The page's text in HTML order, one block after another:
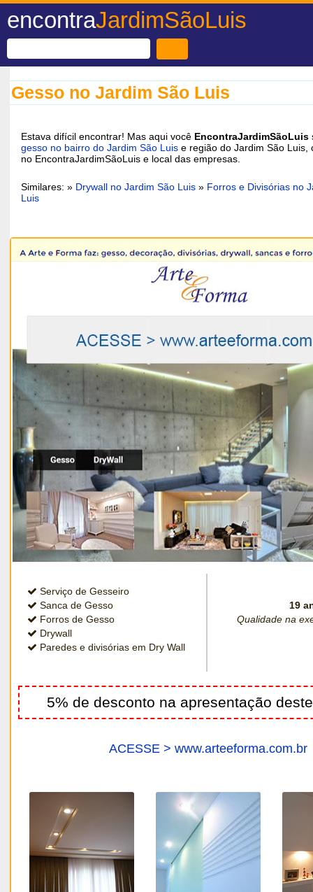
encontraJardimSãoLuis
Gesso no Jardim São Luis
Estava difícil encontrar! Mas aqui você EncontraJardimSãoLuis
gesso no bairro do Jardim São Luis e região do Jardim São Luis,
no EncontraJardimSãoLuis e local das empresas.
Similares: » Drywall no Jardim São Luis» Forros e Divisórias no
Luis
Serviço de Gesseiro
Sanca de Gesso
Forros de Gesso
Drywall
Paredes e divisórias em Dry Wall
19
Qualidade na
5% de desconto na apresentação
ACESSE > www.arteeforma.com.br